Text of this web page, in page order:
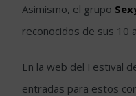
Asimismo, el grupo
reconocidos de sus 10
En la web del Festival
entradas para estos